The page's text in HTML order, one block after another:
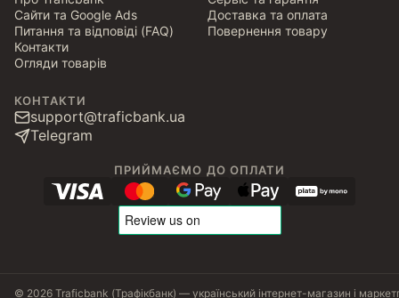
Сайти та Google Ads
Питання та відповіді (FAQ)
Контакти
Огляди товарів
Доставка та оплата
Повернення товару
КОНТАКТИ
support@traficbank.ua
Telegram
ПРИЙМАЄМО ДО ОПЛАТИ
© 2026 Traficbank (Трафікбанк) — український інтернет-магазин і